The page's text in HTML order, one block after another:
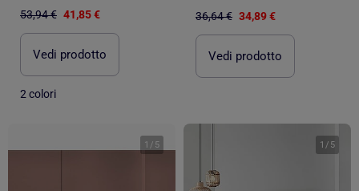
53,94 € 41,85 €
Vedi prodotto
2 colori
36,64 € 34,89 €
Vedi prodotto
1 / 5 1 / 5